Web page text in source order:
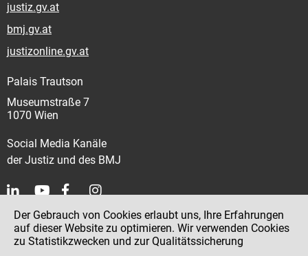
justiz.gv.at
bmj.gv.at
justizonline.gv.at
Palais Trautson
Museumstraße 7
1070 Wien
Social Media Kanäle
der Justiz und des BMJ
Kontakt
Impressum
Der Gebrauch von Cookies erlaubt uns, Ihre Erfahrungen
auf dieser Website zu optimieren. Wir verwenden Cookies
zu Statistikzwecken und zur Qualitätssicherung